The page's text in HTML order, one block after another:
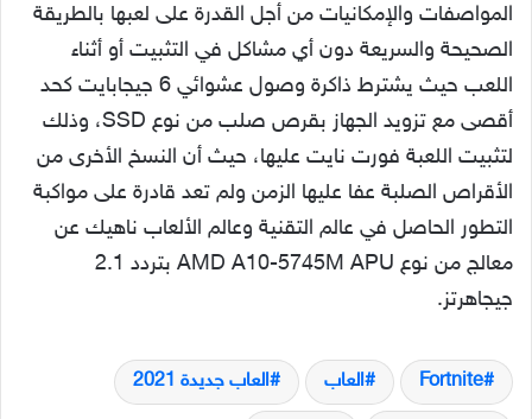
المواصفات والإمكانيات من أجل القدرة على لعبها بالطريقة
الصحيحة والسريعة دون أي مشاكل في التثبيت أو أثناء
اللعب حيث يشترط ذاكرة وصول عشوائي 6 جيجابايت كحد
أقصى مع تزويد الجهاز بقرص صلب من نوع SSD، وذلك
لتثبيت اللعبة فورت نايت عليها، حيث أن النسخ الأخرى من
الأقراص الصلبة عفا عليها الزمن ولم تعد قادرة على مواكبة
التطور الحاصل في عالم التقنية وعالم الألعاب ناهيك عن
معالج من نوع AMD A10-5745M APU بتردد 2.1
جيجاهرتز.
Fortnite العاب العاب جديدة 2021